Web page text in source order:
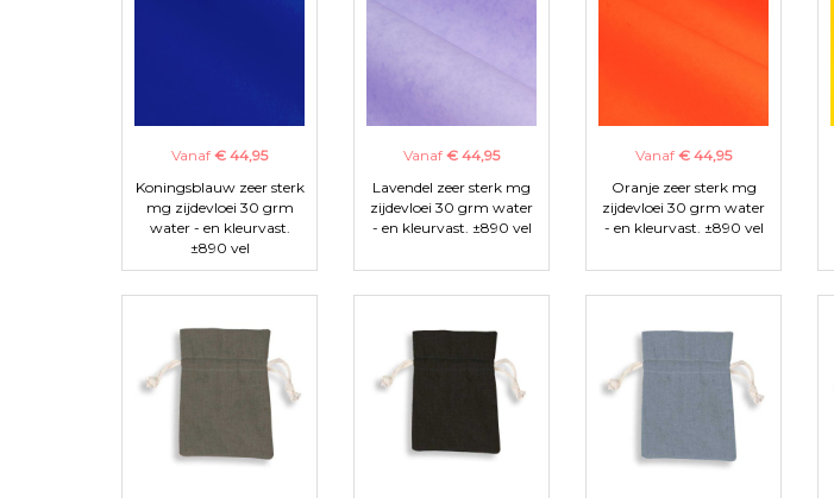
Vanaf € 44,95
Koningsblauw zeer sterk
mg zijdevloei 30 grm
water - en kleurvast.
±890 vel
Vanaf € 44,95
Lavendel zeer sterk mg
zijdevloei 30 grm water
- en kleurvast. ±890 vel
Vanaf € 44,95
Oranje zeer sterk mg
zijdevloei 30 grm water
- en kleurvast. ±890 vel